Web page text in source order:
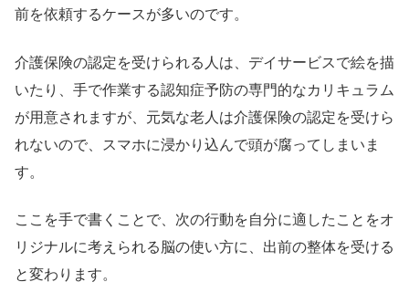
前を依頼するケースが多いのです。
介護保険の認定を受けられる人は、デイサービスで絵を描
いたり、手で作業する認知症予防の専門的なカリキュラム
が用意されますが、元気な老人は介護保険の認定を受けら
れないので、スマホに浸かり込んで頭が腐ってしまいま
す。
ここを手で書くことで、次の行動を自分に適したことをオ
リジナルに考えられる脳の使い方に、出前の整体を受ける
と変わります。